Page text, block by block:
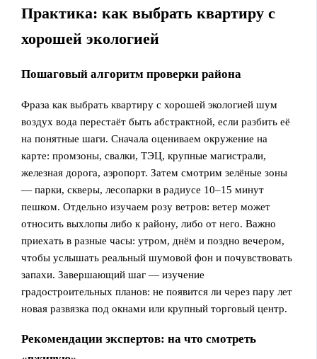
Практика: как выбрать квартиру с
хорошей экологией
Пошаговый алгоритм проверки района
Фраза как выбрать квартиру с хорошей экологией шум
воздух вода перестаёт быть абстрактной, если разбить её
на понятные шаги. Сначала оцениваем окружение на
карте: промзоны, свалки, ТЭЦ, крупные магистрали,
железная дорога, аэропорт. Затем смотрим зелёные зоны
— парки, скверы, лесопарки в радиусе 10–15 минут
пешком. Отдельно изучаем розу ветров: ветер может
относить выхлопы либо к району, либо от него. Важно
приехать в разные часы: утром, днём и поздно вечером,
чтобы услышать реальный шумовой фон и почувствовать
запахи. Завершающий шаг — изучение
градостроительных планов: не появится ли через пару лет
новая развязка под окнами или крупный торговый центр.
Рекомендации экспертов: на что смотреть